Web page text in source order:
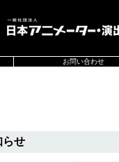
お問い合わせ
らせ